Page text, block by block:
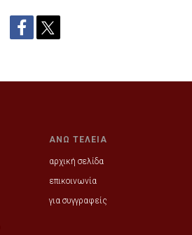
ΑΝΩ ΤΕΛΕΙΑ
αρχική σελίδα
επικοινωνία
για συγγραφείς